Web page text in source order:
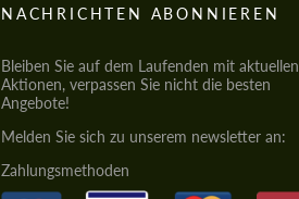
NACHRICHTEN ABONNIEREN
Bleiben Sie auf dem Laufenden mit aktuellen
Aktionen, verpassen Sie nicht die besten
Angebote!
Melden Sie sich zu unserem newsletter an:
Zahlungsmethoden